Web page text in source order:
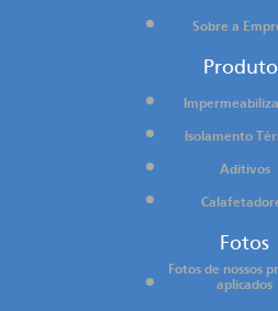
Sobre a
Isolamento
Aditivos
Fotos
Fotos de nossos
aplicados